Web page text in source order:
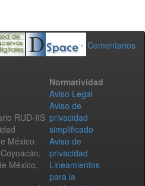
Comentarios
RUD-IIS
México.
México,
Normatividad
Aviso Legal
Aviso de
privacidad
simplificado
Aviso de
privacidad
Lineamientos
para la